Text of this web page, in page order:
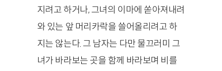
지려고 하거나, 그녀의 이마에 쏟아져내려
와 있는 앞 머리카락을 쓸어올리려고 하
지는 않는다. 그 남자는 다만 물끄러미 그
녀가 바라보는 곳을 함께 바라보며 비를